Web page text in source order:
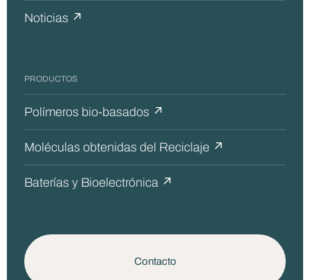
Noticias ↗
PRODUCTOS
Polímeros bio-basados ↗
Moléculas obtenidas del Reciclaje ↗
Baterías y Bioelectrónica ↗
Contacto